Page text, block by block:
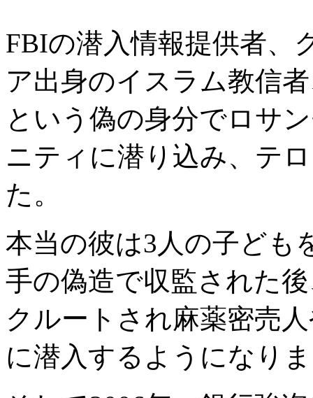
FBIの潜入情報提供者、
ア出身のイスラム教信
という偽の身分でロサ
ニティに潜り込み、テ
た。
本当の彼は3人の子ども
手の偽造で収監された
クルートされ麻薬密売
に潜入するようになり